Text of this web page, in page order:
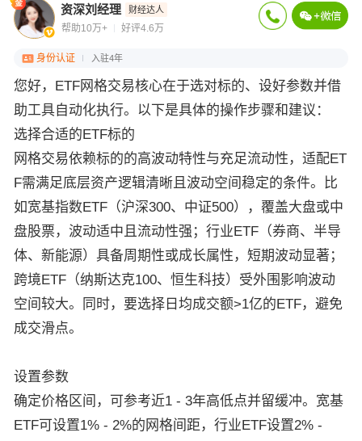
资深刘经理 财经达人
帮助10万+ 好评4.6万
身份认证 入驻4年
您好，ETF网格交易核心在于选对标的、设好参数并借
助工具自动化执行。以下是具体的操作步骤和建议：
选择合适的ETF标的
网格交易依赖标的的高波动特性与充足流动性，适配ET
F需满足底层资产逻辑清晰且波动空间稳定的条件。比
如宽基指数ETF（沪深300、中证500），覆盖大盘或中
盘股票，波动适中且流动性强；行业ETF（券商、半导
体、新能源）具备周期性或成长属性，短期波动显著；
跨境ETF（纳斯达克100、恒生科技）受外围影响波动
空间较大。同时，要选择日均成交额>1亿的ETF，避免
成交滑点。
设置参数
确定价格区间，可参考近1 - 3年高低点并留缓冲。宽基
ETF可设置1% - 2%的网格间距，行业ETF设置2% -